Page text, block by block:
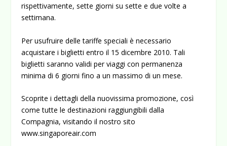
rispettivamente, sette giorni su sette e due volte a
settimana.
Per usufruire delle tariffe speciali è necessario
acquistare i biglietti entro il 15 dicembre 2010. Tali
biglietti saranno validi per viaggi con permanenza
minima di 6 giorni fino a un massimo di un mese.
Scoprite i dettagli della nuovissima promozione, così
come tutte le destinazioni raggiungibili dalla
Compagnia, visitando il nostro sito
www.singaporeair.com